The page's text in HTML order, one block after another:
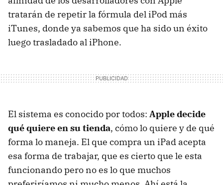
tratarán de repetir la fórmula del iPod más
iTunes, donde ya sabemos que ha sido un éxito
luego trasladado al iPhone.
El sistema es conocido por todos: Apple decide
qué quiere en su tienda, cómo lo quiere y de qué
forma lo maneja. El que compra un iPad acepta
esa forma de trabajar, que es cierto que le esta
funcionando pero no es lo que muchos